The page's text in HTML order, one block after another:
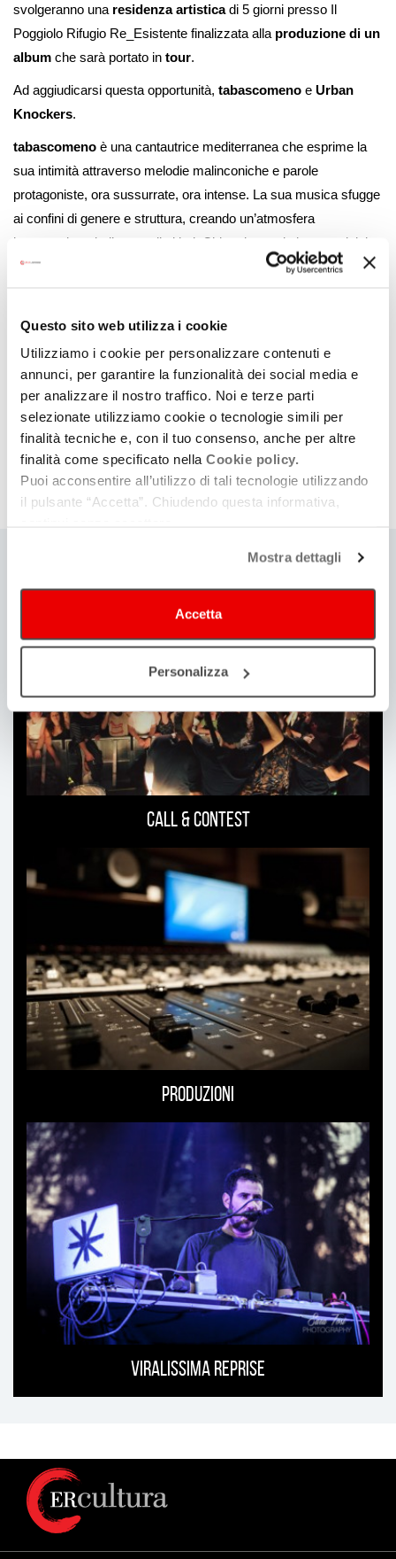
Questo sito web utilizza i cookie
Utilizziamo i cookie per personalizzare contenuti e
annunci, per garantire la funzionalità dei social media e
per analizzare il nostro traffico. Noi e terze parti
selezionate utilizziamo cookie o tecnologie simili per
finalità tecniche e, con il tuo consenso, anche per altre
finalità come specificato nella Cookie policy.
Puoi acconsentire all’utilizzo di tali tecnologie utilizzando
il pulsante “Accetta”. Chiudendo questa informativa,
Mostra dettagli
Accetta
Personalizza
svolgeranno una residenza artisticadi 5 giorni presso Il
Poggiolo Rifugio Re_Esistente finalizzata alla produzione di un
album che sarà portato in tour.
Ad aggiudicarsi questa opportunità, tabascomeno e Urban
Knockers.
tabascomeno è una cantautrice mediterranea che esprime la
sua intimità attraverso melodie malinconiche e parole
protagoniste, ora sussurrate, ora intense. La sua musica sfugge
ai confini di genere e struttura, creando un’atmosfera
introspettiva, dedicata agli ultimi. Chiara intreccia le sue origini
calabresi e la mitologia greca in un racconto fatto di immagini,
Segui tabascomeno su:
GliUrban Knockersnascono nel 2022 direttamente dalla scena
underground bolognese. Si affermano in quest’ultima suonando
in locali di rilievo come il Bravo Caffè (Salotto del Jazz) e Binario
69, proponendo un esperienza coinvolgente ed energica dal
sound estremamente dinamico.
Segui Urban Knockers su:Instagram–YouTube
Ti
interessare
Call & Contest
Produzioni
Viralissima Reprise